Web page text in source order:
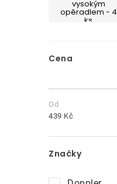
vysokým
opěradlem - 4
ks
P
s
t
r
a
Cena
439 Kč
Značky